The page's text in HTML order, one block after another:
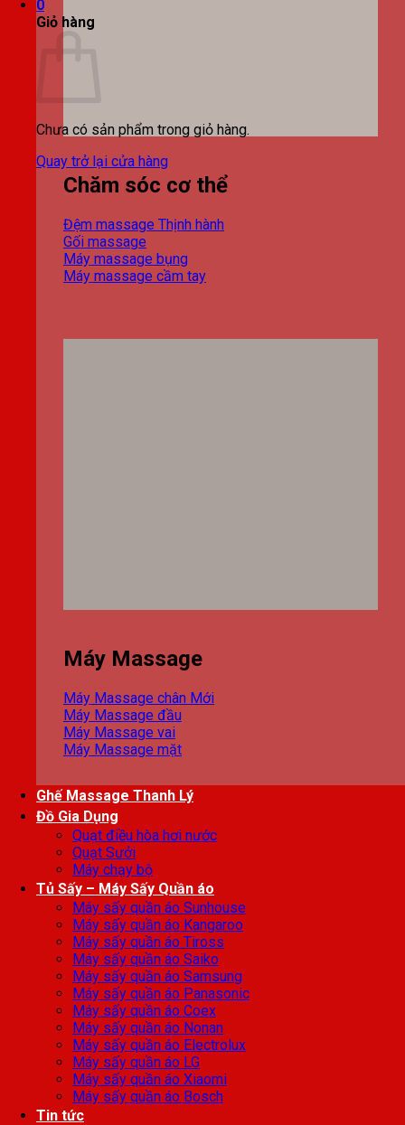
0
Giỏ hàng
Chưa có sản phẩm trong giỏ hàng.
Quay trở lại cửa hàng
Chăm sóc cơ thể
Đệm massage
Gối massage
Máy massage bụng
Máy massage cầm tay
Máy Massage
Máy Massage chân
Máy Massage đầu
Máy Massage vai
Máy Massage mặt
Ghế Massage Thanh Lý
Đồ Gia Dụng
Quạt điều hòa hơi nước
Quạt Sưởi
Máy chạy bộ
Tủ Sấy – Máy Sấy Quần áo
Máy sấy quần áo Sunhouse
Máy sấy quần áo Kangaroo
Máy sấy quần áo Tiross
Máy sấy quần áo Saiko
Máy sấy quần áo Samsung
Máy sấy quần áo Panasonic
Máy sấy quần áo Coex
Máy sấy quần áo Nonan
Máy sấy quần áo Electrolux
Máy sấy quần áo LG
Máy sấy quần áo Xiaomi
Máy sấy quần áo Bosch
Tin tức